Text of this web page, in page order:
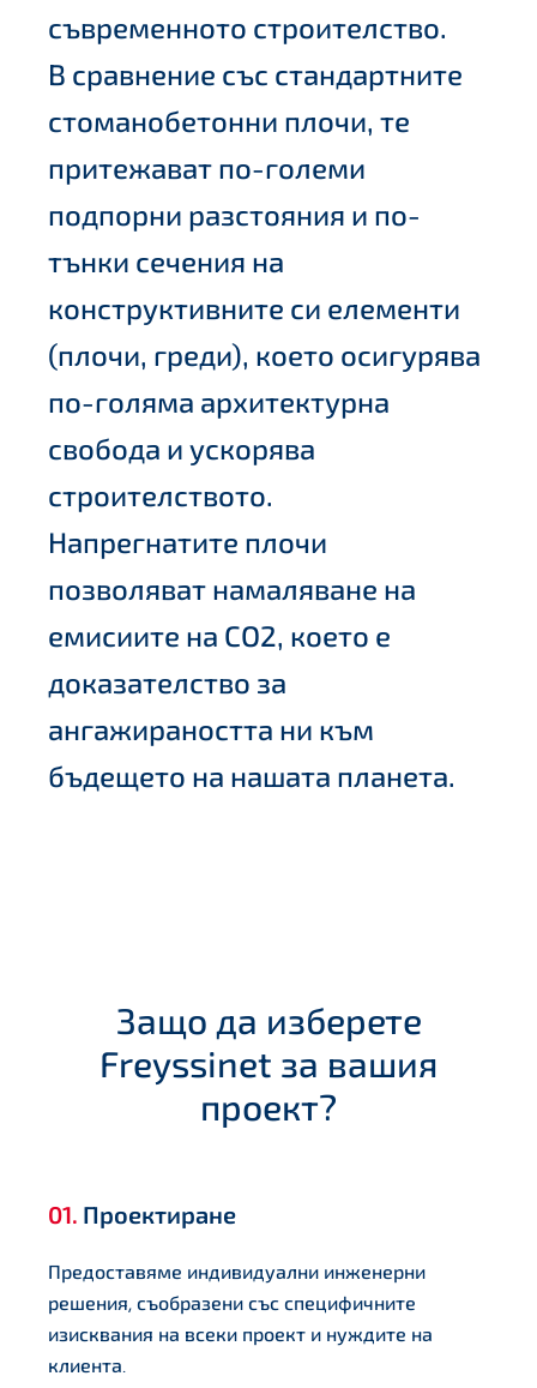
съвременното строителство.
В сравнение със стандартните
стоманобетонни плочи, те
притежават по-големи
подпорни разстояния и по-
тънки сечения на
конструктивните си елементи
(плочи, греди), което осигурява
по-голяма архитектурна
свобода и ускорява
строителството.
Напрегнатите плочи
позволяват намаляване на
емисиите на CO2, което е
доказателство за
ангажираността ни към
бъдещето на нашата планета.
Защо да изберете
Freyssinet за вашия
проект?
01. Проектиране
Предоставяме индивидуални инженерни
решения, съобразени със специфичните
изисквания на всеки проект и нуждите на
клиента.